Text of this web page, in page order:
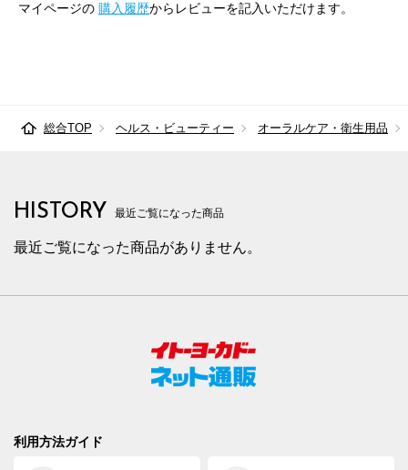
マイページの 購入履歴からレビューを記入いただけます。
総合TOP ヘルス・ビューティー オーラルケア・衛生用品
HISTORY 最近ご覧になった商品
最近ご覧になった商品がありません。
利用方法ガイド